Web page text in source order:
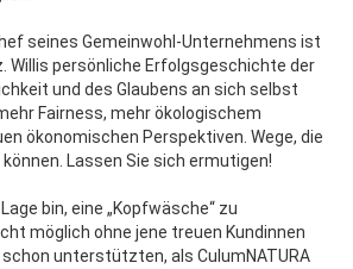
seines Gemeinwohl-Unternehmens ist
Willis persönliche Erfolgsgeschichte der
und des Glaubens an sich selbst
Fairness, mehr ökologischem
ökonomischen Perspektiven. Wege, die
Lassen Sie sich ermutigen!
bin, eine „Kopfwäsche“ zu
möglich ohne jene treuen Kundinnen
schon unterstützten, als CulumNATURA